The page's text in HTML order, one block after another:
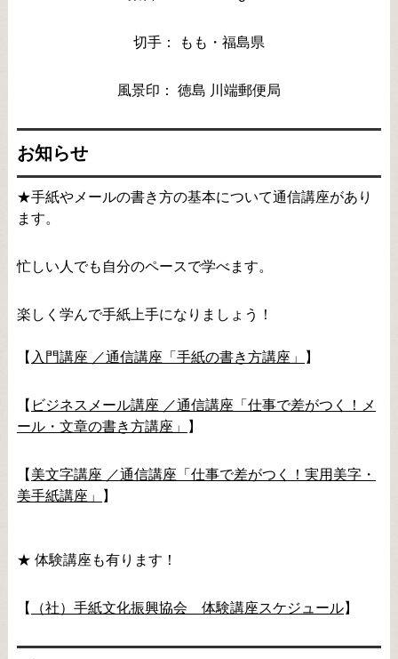
切手： もも・福島県
風景印： 徳島 川端郵便局
お知らせ
★手紙やメールの書き方の基本について通信講座があり
ます。
忙しい人でも自分のペースで学べます。
楽しく学んで手紙上手になりましょう！
【 入門講座 ／通信講座「手紙の書き方講座」 】
【 ビジネスメール講座 ／通信講座「仕事で差がつく！メ
ール・文章の書き方講座」
】
【 美文字講座 ／通信講座「仕事で差がつく！実用美字・
美手紙講座」
】
★ 体験講座も有ります！
【 （社）手紙文化振興協会 体験講座スケジュール】